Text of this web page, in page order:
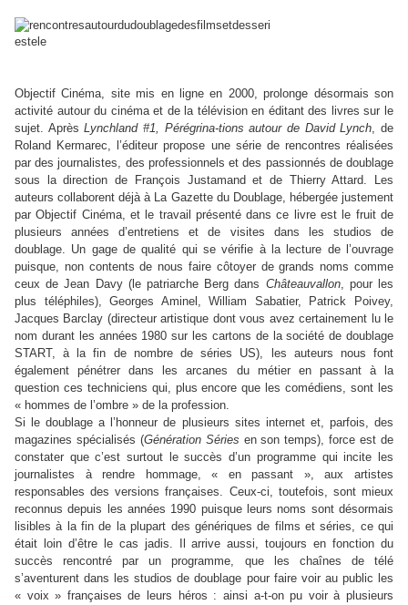
Objectif Cinéma, site mis en ligne en 2000, prolonge désormais son
activité autour du cinéma et de la télévision en éditant des livres sur le
sujet. AprèsLynchland #1, Pérégrina-tions autour de David Lynch, de
Roland Kermarec, l’éditeur propose une série de rencontres réalisées
par des journalistes, des professionnels et des passionnés de doublage
sous la direction de François Justamand et de Thierry Attard. Les
auteurs collaborent déjà à La Gazette du Doublage, hébergée justement
par Objectif Cinéma, et le travail présenté dans ce livre est le fruit de
plusieurs années d’entretiens et de visites dans les studios de
doublage. Un gage de qualité qui se vérifie à la lecture de l’ouvrage
puisque, non contents de nous faire côtoyer de grands noms comme
ceux de Jean Davy (le patriarche Berg dans Châteauvallon, pour les
plus téléphiles), Georges Aminel, William Sabatier, Patrick Poivey,
Jacques Barclay (directeur artistique dont vous avez certainement lu le
nom durant les années 1980 sur les cartons de la société de doublage
START, à la fin de nombre de séries US), les auteurs nous font
également pénétrer dans les arcanes du métier en passant à la
question ces techniciens qui, plus encore que les comédiens, sont les
« hommes de l’ombre » de la profession.
Si le doublage a l’honneur de plusieurs sites internet et, parfois, des
magazines spécialisés (Génération Séries en son temps), force est de
constater que c’est surtout le succès d’un programme qui incite les
journalistes à rendre hommage, « en passant », aux artistes
responsables des versions françaises. Ceux-ci, toutefois, sont mieux
reconnus depuis les années 1990 puisque leurs noms sont désormais
lisibles à la fin de la plupart des génériques de films et séries, ce qui
était loin d’être le cas jadis. Il arrive aussi, toujours en fonction du
succès rencontré par un programme, que les chaînes de télé
s’aventurent dans les studios de doublage pour faire voir au public les
« voix » françaises de leurs héros : ainsi a-t-on pu voir à plusieurs